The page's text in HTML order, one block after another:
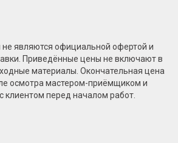
являются официальной офертой и
Приведённые цены не включают в
материалы. Окончательная цена
осмотра мастером-приёмщиком и
клиентом перед началом работ.